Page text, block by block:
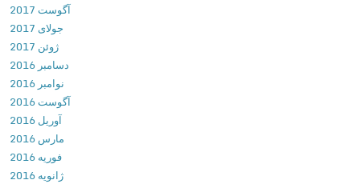
r
ب
ر
ن
ا
م
ه
م
و
ز
آگوست 2017
جولای 2017
ژوئن 2017
دسامبر 2016
نوامبر 2016
آگوست 2016
آوریل 2016
مارس 2016
فوریه 2016
ژانویه 2016